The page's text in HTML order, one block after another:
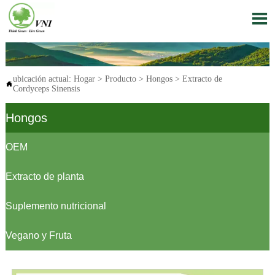


ubicación actual: Hogar> Producto> Hongos> Extracto de
Cordyceps Sinensis
Hongos
OEM
Extracto de planta
Suplemento nutricional
Vegano y Fruta